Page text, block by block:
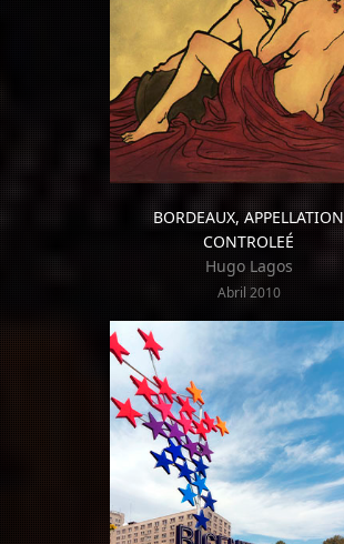
BORDEAUX, APPELLATION
CONTROLEÉ
Hugo Lagos
Abril 2010